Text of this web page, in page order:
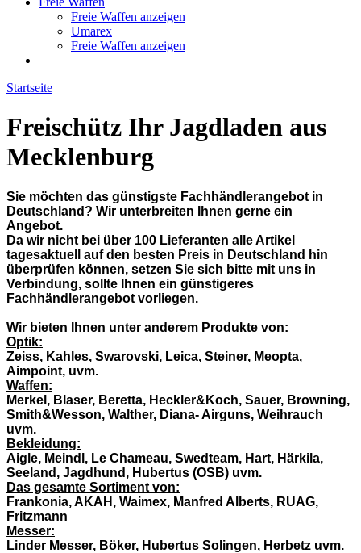
Freie Waffen anzeigen
Umarex
Freie Waffen anzeigen
Startseite
Freischütz Ihr Jagdladen aus
Mecklenburg
Sie möchten das günstigste Fachhändlerangebot in
Deutschland? Wir unterbreiten Ihnen gerne ein
Angebot.
Da wir nicht bei über 100 Lieferanten alle Artikel
tagesaktuell auf den besten Preis in Deutschland hin
überprüfen können, setzen Sie sich bitte mit uns in
Verbindung, sollte Ihnen ein günstigeres
Fachhändlerangebot vorliegen.
Wir bieten Ihnen unter anderem Produkte von:
Optik:
Zeiss, Kahles, Swarovski, Leica, Steiner, Meopta,
Aimpoint, uvm.
Waffen:
Merkel, Blaser, Beretta, Heckler&Koch, Sauer, Browning,
Smith&Wesson, Walther, Diana- Airguns, Weihrauch
uvm.
Bekleidung:
Aigle, Meindl, Le Chameau, Swedteam, Hart, Härkila,
Seeland, Jagdhund, Hubertus (OSB) uvm.
Das gesamte Sortiment von:
Frankonia, AKAH, Waimex, Manfred Alberts, RUAG,
Fritzmann
Messer:
Linder Messer, Böker, Hubertus Solingen, Herbetz uvm.